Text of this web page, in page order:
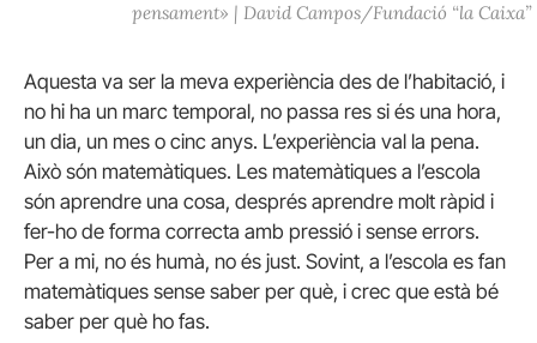
pensament» | David Campos/Fundació “la Caixa”
Aquesta va ser la meva experiència des de l’habitació, i
no hi ha un marc temporal, no passa res si és una hora,
un dia, un mes o cinc anys. L’experiència val la pena.
Això són matemàtiques. Les matemàtiques a l’escola
són aprendre una cosa, després aprendre molt ràpid i
fer-ho de forma correcta amb pressió i sense errors.
Per a mi, no és humà, no és just. Sovint, a l’escola es fan
matemàtiques sense saber per què, i crec que està bé
saber per què ho fas.